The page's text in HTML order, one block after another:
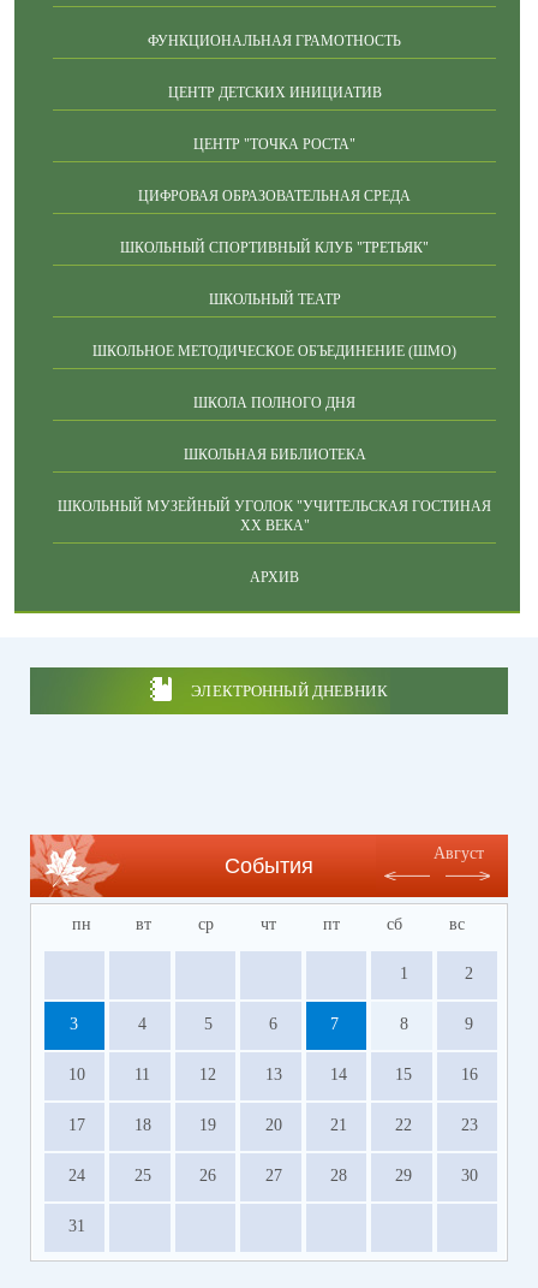
ФУНКЦИОНАЛЬНАЯ ГРАМОТНОСТЬ
ЦЕНТР ДЕТСКИХ ИНИЦИАТИВ
ЦЕНТР "ТОЧКА РОСТА"
ЦИФРОВАЯ ОБРАЗОВАТЕЛЬНАЯ СРЕДА
ШКОЛЬНЫЙ СПОРТИВНЫЙ КЛУБ "ТРЕТЬЯК"
ШКОЛЬНЫЙ ТЕАТР
ШКОЛЬНОЕ МЕТОДИЧЕСКОЕ ОБЪЕДИНЕНИЕ (ШМО)
ШКОЛА ПОЛНОГО ДНЯ
ШКОЛЬНАЯ БИБЛИОТЕКА
ШКОЛЬНЫЙ МУЗЕЙНЫЙ УГОЛОК "УЧИТЕЛЬСКАЯ ГОСТИНАЯ
ХХ ВЕКА"
АРХИВ
ЭЛЕКТРОННЫЙ ДНЕВНИК
События
Август
пн вт ср чт пт сб вс
1 2
3 4 5 6 7 8 9
10 11 12 13 14 15 16
17 18 19 20 21 22 23
24 25 26 27 28 29 30
31